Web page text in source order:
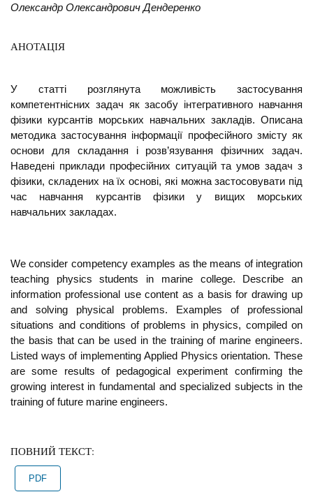
Олександр Олександрович Дендеренко
АНОТАЦІЯ
У статті розглянута можливість застосування
компетентнісних задач як засобу інтегративного навчання
фізики курсантів морських навчальних закладів. Описана
методика застосування інформації професійного змісту як
основи для складання і розв’язування фізичних задач.
Наведені приклади професійних ситуацій та умов задач з
фізики, складених на їх основі, які можна застосовувати під
час навчання курсантів фізики у вищих морських
навчальних закладах.
We consider competency examples as the means of integration
teaching physics students in marine college. Describe an
information professional use content as a basis for drawing up
and solving physical problems. Examples of professional
situations and conditions of problems in physics, compiled on
the basis that can be used in the training of marine engineers.
Listed ways of implementing Applied Physics orientation. These
are some results of pedagogical experiment confirming the
growing interest in fundamental and specialized subjects in the
training of future marine engineers.
ПОВНИЙ ТЕКСТ:
PDF